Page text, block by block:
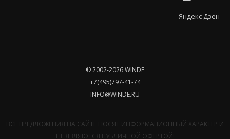
Яндекс Дзен
© 2002-2026 WINDE
+7(495)797-41-74
INFO@WINDE.RU
ВСЕ ПРЕДЛОЖЕНИЯ НА САЙТЕ НОСЯТ ИНФОРМАЦИОННЫЙ ХАРАКТЕР И
НЕ ЯВЛЯЮТСЯ ПУБЛИЧНОЙ ОФЕРТОЙ!